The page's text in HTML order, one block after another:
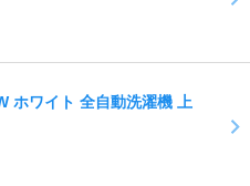
ホワイト 全自動洗濯機 上